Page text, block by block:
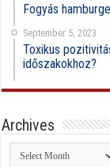
Fogyás
September 5, 2023
Toxikus
időszakokhoz?
Archives
Archives